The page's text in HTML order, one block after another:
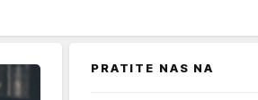
PRATITE NAS NA